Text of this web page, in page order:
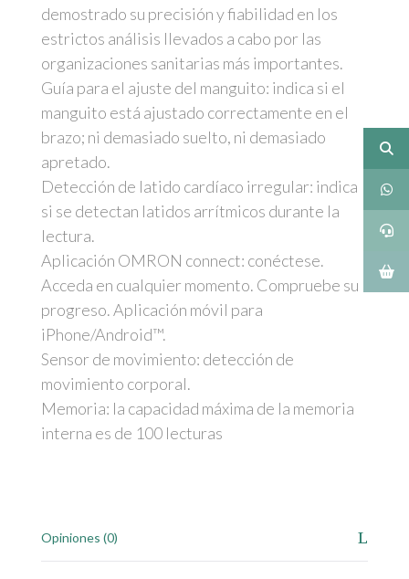
demostrado su precisión y fiabilidad en los
estrictos análisis llevados a cabo por las
organizaciones sanitarias más importantes.
Guía para el ajuste del manguito: indica si el
manguito está ajustado correctamente en el
brazo; ni demasiado suelto, ni demasiado
apretado.
Detección de latido cardíaco irregular: indica
si se detectan latidos arrítmicos durante la
lectura.
Aplicación OMRON connect: conéctese.
Acceda en cualquier momento. Compruebe su
progreso. Aplicación móvil para
iPhone/Android™.
Sensor de movimiento: detección de
movimiento corporal.
Memoria: la capacidad máxima de la memoria
interna es de 100 lecturas
Opiniones (0)